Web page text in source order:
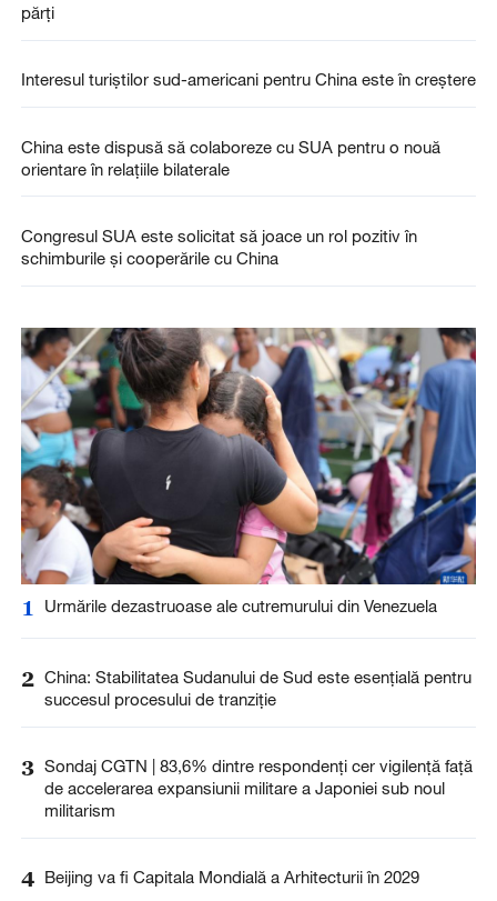
părți
Interesul turiștilor sud-americani pentru China este în creștere
China este dispusă să colaboreze cu SUA pentru o nouă
orientare în relațiile bilaterale
Congresul SUA este solicitat să joace un rol pozitiv în
schimburile și cooperările cu China
1 Urmările dezastruoase ale cutremurului din Venezuela
2 China: Stabilitatea Sudanului de Sud este esențială pentru
succesul procesului de tranziție
3 Sondaj CGTN | 83,6% dintre respondenți cer vigilență față
de accelerarea expansiunii militare a Japoniei sub noul
militarism
4 Beijing va fi Capitala Mondială a Arhitecturii în 2029